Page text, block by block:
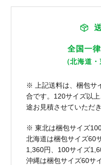
全国一律
（北海道
※ 上記送料は、梱包サ
合です。120サイズ以
途お見積させていただき
※ 東北は梱包サイズ
北海道は梱包サイズ60
1,360円、100サイズ
沖縄は梱包サイズ60サ